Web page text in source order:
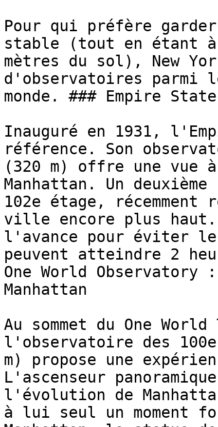
Pour qui préfère
stable (tout en étant
mètres du sol), New
d'observatoires parmi
monde. ### Empire
Inauguré en 1931,
référence. Son
(320 m) offre une vue
Manhattan. Un
102e étage,
ville encore plus
l'avance pour éviter
peuvent atteindre 2
One World Observatory
Manhattan
Au sommet du One
l'observatoire des
m) propose une
L'ascenseur
l'évolution de
à lui seul un moment